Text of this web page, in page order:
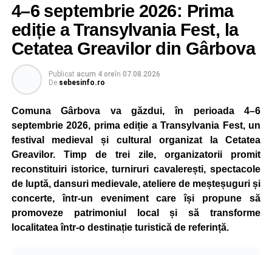
4–6 septembrie 2026: Prima
ediție a Transylvania Fest, la
Cetatea Greavilor din Gârbova
Publicat acum 4 oreîn 07.08.2026
De sebesinfo.ro
Comuna Gârbova va găzdui, în perioada 4–6
septembrie 2026, prima ediție a Transylvania Fest, un
festival medieval și cultural organizat la Cetatea
Greavilor. Timp de trei zile, organizatorii promit
reconstituiri istorice, turniruri cavalerești, spectacole
de luptă, dansuri medievale, ateliere de meșteșuguri și
concerte, într-un eveniment care își propune să
promoveze patrimoniul local și să transforme
localitatea într-o destinație turistică de referință.